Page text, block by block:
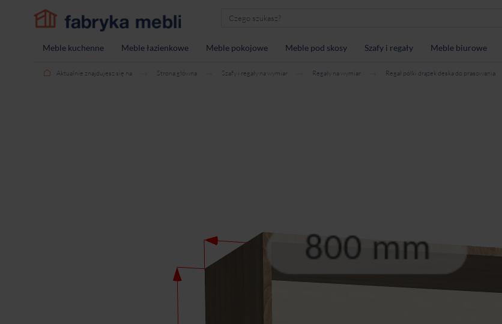
Meble kuchenne Meble łazienkowe Meble pokojowe Meble pod skosy Szafy i regały Meble biurowe
Aktualnie znajdujesz się na Strona główna Szafy i regały na wymiar Regały na wymiar Regał półki drążek deska do prasowania